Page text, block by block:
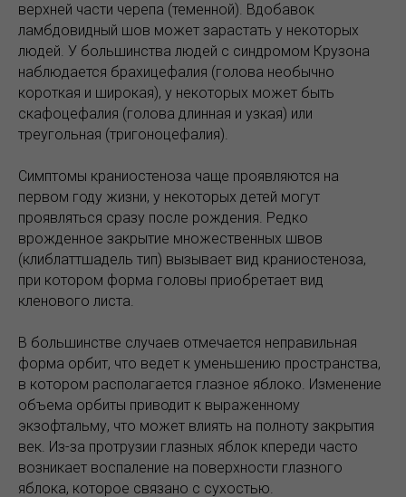
верхней части черепа (теменной). Вдобавок
ламбдовидный шов может зарастать у некоторых
людей. У большинства людей с синдромом Крузона
наблюдается брахицефалия (голова необычно
короткая и широкая), у некоторых может быть
скафоцефалия (голова длинная и узкая) или
треугольная (тригоноцефалия).
Симптомы краниостеноза чаще проявляются на
первом году жизни, у некоторых детей могут
проявляться сразу после рождения. Редко
врожденное закрытие множественных швов
(клиблаттшадель тип) вызывает вид краниостеноза,
при котором форма головы приобретает вид
кленового листа.
В большинстве случаев отмечается неправильная
форма орбит, что ведет к уменьшению пространства,
в котором располагается глазное яблоко. Изменение
объема орбиты приводит к выраженному
экзофтальму, что может влиять на полноту закрытия
век. Из-за протрузии глазных яблок кпереди часто
возникает воспаление на поверхности глазного
яблока, которое связано с сухостью.